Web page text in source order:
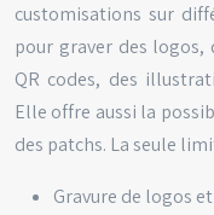
customisations sur
pour graver des logos,
QR codes, des
Elle offre aussi la
des patchs. La seule
Gravure de logos